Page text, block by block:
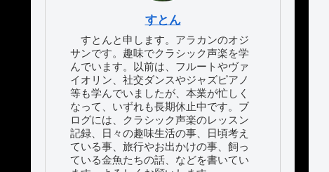
すとん
すとんと申します。アラカンのオジ
サンです。趣味でクラシック声楽を学
んでいます。以前は、フルートやヴァ
イオリン、社交ダンスやジャズピアノ
等も学んでいましたが、本業が忙しく
なって、いずれも長期休止中です。ブ
ログには、クラシック声楽のレッスン
記録、日々の趣味生活の事、日頃考え
ている事、旅行やお出かけの事、飼っ
ている金魚たちの話、などを書いてい